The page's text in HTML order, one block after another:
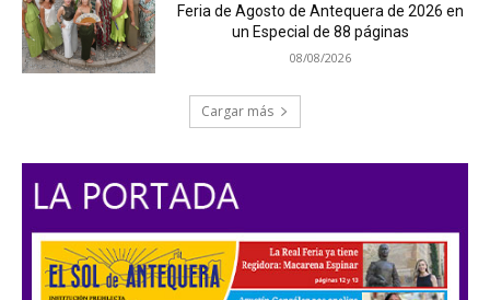
Feria de Agosto de Antequera de 2026 en
un Especial de 88 páginas
08/08/2026
Cargar más